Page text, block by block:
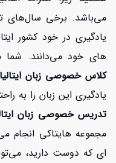
می‌باشد. برخی سال‌های
یادگیری در خود کشور
های خود می‌دانند. شما
کلاس خصوصی زبان
یادگیری این زبان را به
تدریس خصوصی زبان
مجموعه هایتاکی انجام
ای که دوست دارید،